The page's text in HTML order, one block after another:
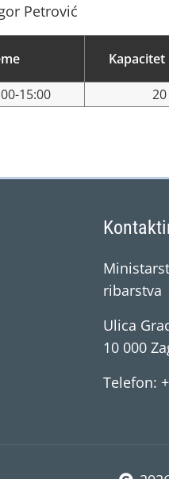
Petrović
Kapacitet
15:00 20
ribarstva
Ulica
10 000
Telefon: